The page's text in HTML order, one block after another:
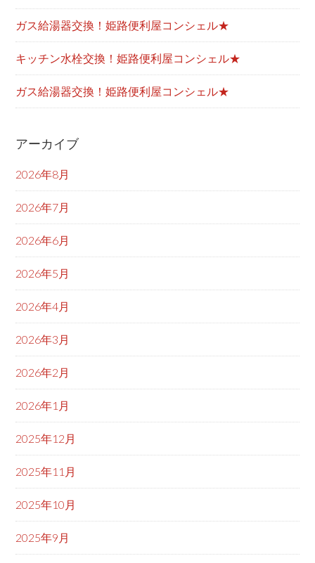
ガス給湯器交換！姫路便利屋コンシェル★
キッチン水栓交換！姫路便利屋コンシェル★
ガス給湯器交換！姫路便利屋コンシェル★
アーカイブ
2026年8月
2026年7月
2026年6月
2026年5月
2026年4月
2026年3月
2026年2月
2026年1月
2025年12月
2025年11月
2025年10月
2025年9月